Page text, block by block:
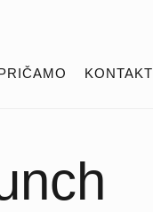
PRIČAMO KONTAKT